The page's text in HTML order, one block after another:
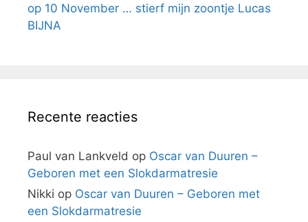
op 10 November … stierf mijn zoontje Lucas
BIJNA
Recente reacties
Paul van Lankveld op Oscar van Duuren –
Geboren met een Slokdarmatresie
Nikki op Oscar van Duuren – Geboren met
een Slokdarmatresie